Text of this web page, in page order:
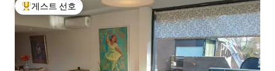
상위 게스트 선호
게스트 선호